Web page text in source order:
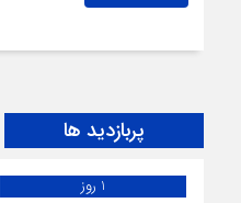
پربازدید ها
1 روز